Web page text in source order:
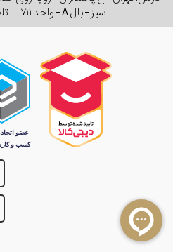
سبز - بال A - واحد ۷۱۱